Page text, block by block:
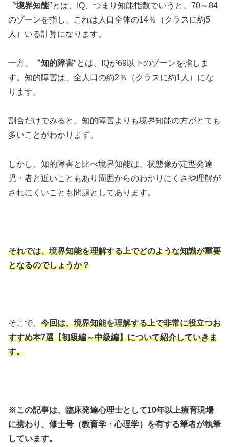
〝境界知能″とは、IQ、つまり知能指数でいうと、70～84
のゾーンを指し、これは人口全体の14％（クラスに約5
人）いる計算になります。
一方、〝知的障害″とは、IQが69以下のゾーンを指しま
す。知的障害は、全人口の約2％（クラスに約1人）にな
ります。
割合だけでみると、知的障害よりも境界知能の方がとても
多いことがわかります。
しかし、知的障害と比べ境界知能は、状態像が定型発達
児・者と近いこともあり周囲からのわかりにくさや理解が
されにくいことも問題としてあります。
それでは、境界知能を理解する上でどのような知識が重要
となるのでしょうか？
そこで、 今回は、境界知能を理解する上で非常に役立つお
すすめ本7選【初級編～中級編】について紹介していきま
す。
※この記事は、臨床発達心理士として10年以上療育現場
に携わり、修士号（教育学・心理学）を有する筆者が執筆
しています。